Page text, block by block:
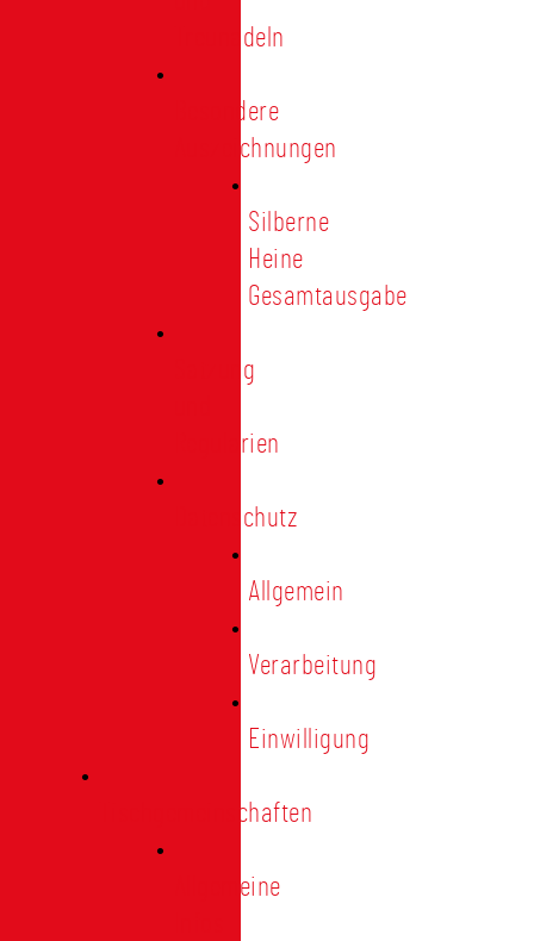
Treunadeln
Besondere
Auszeichnungen
Silberne
Heine
Gesamtausgabe
Satzung
Regularien
Datenschutz
Allgemein
Verarbeitung
Einwilligung
Tischgemeinschaften
Allgemeine